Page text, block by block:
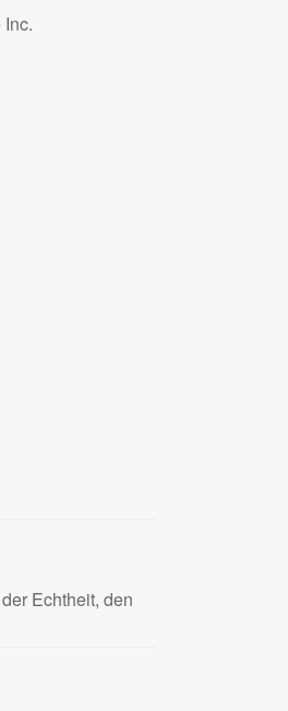
Echtheit, den